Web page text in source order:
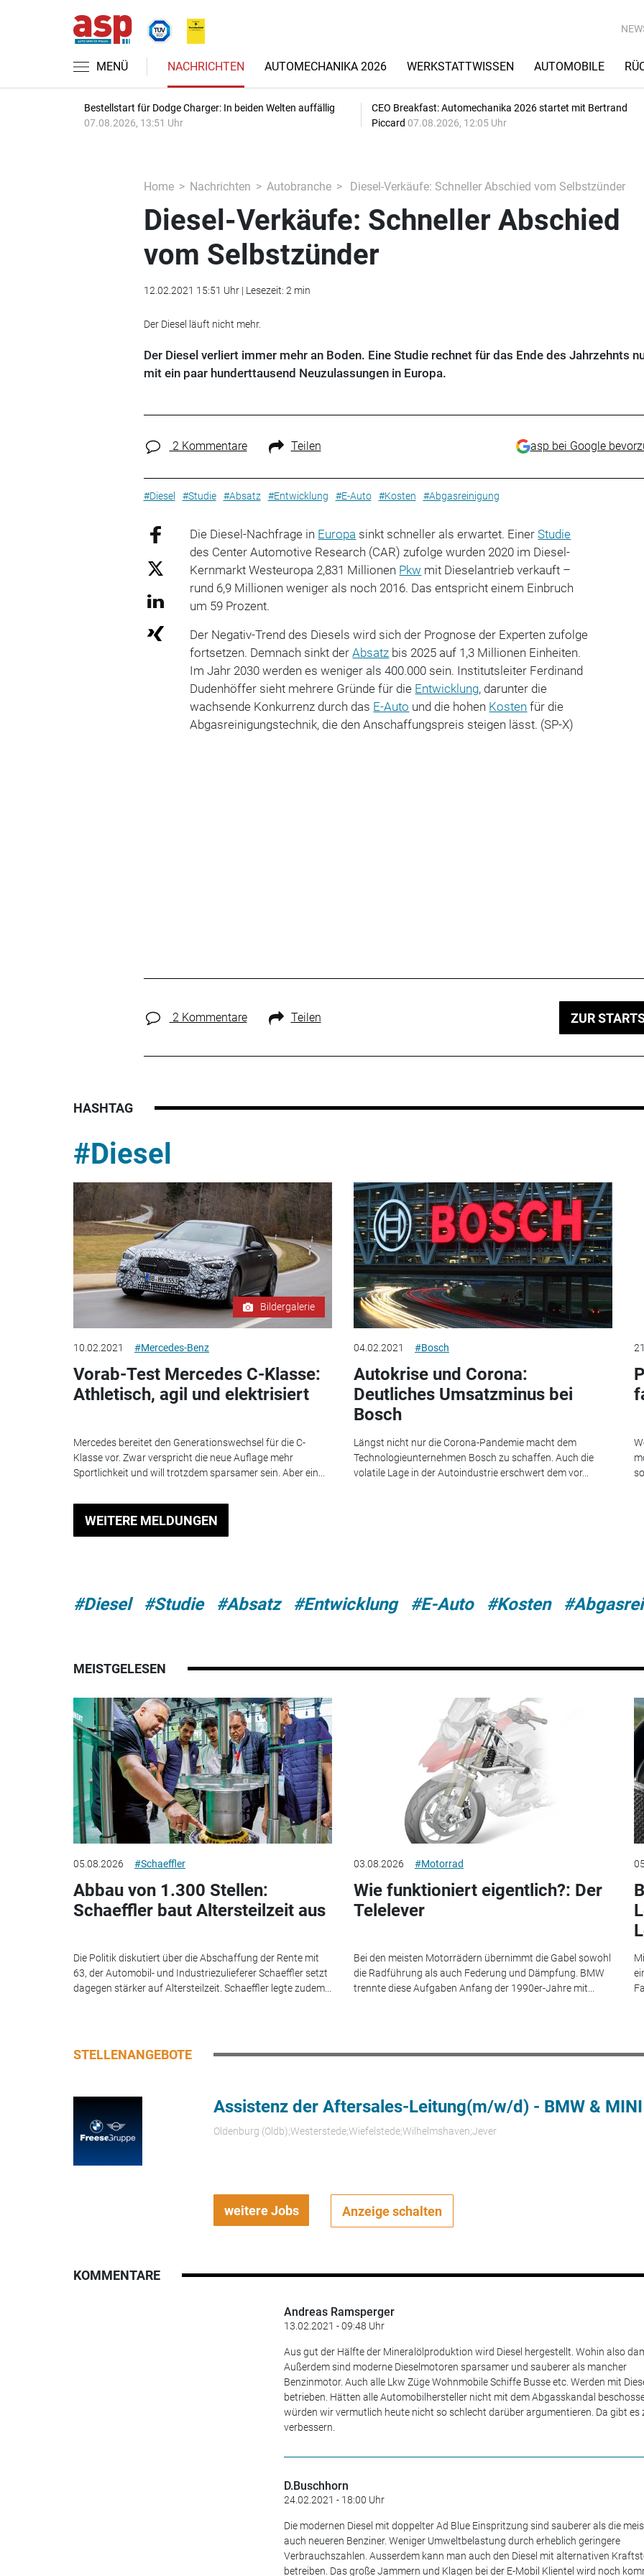
MENÜ NACHRICHTEN AUTOMECHANIKA 2026 WERKSTATTWISSEN AUTOMOBILE
Bestellstart für Dodge Charger: In beiden Welten auffällig
07.08.2026, 13:51 Uhr
CEO Breakfast: Automechanika 2026 startet mit Bertrand
Piccard 07.08.2026, 12:05 Uhr
Home Nachrichten Autobranche Diesel-Verkäufe: Schneller Abschied vom Selbstzünder
Diesel-Verkäufe: Schneller Abschied
vom Selbstzünder
12.02.2021 15:51 Uhr | Lesezeit: 2 min
Der Diesel läuft nicht mehr.
Der Diesel verliert immer mehr an Boden. Eine Studie rechnet für das Ende des Jahrzehnts
mit ein paar hunderttausend Neuzulassungen in Europa.
2 Kommentare Teilen asp bei Google
#Diesel #Studie #Absatz #Entwicklung #E-Auto #Kosten #Abgasreinigung
Die Diesel-Nachfrage in Europa sinkt schneller als erwartet. EinerStudie
des Center Automotive Research (CAR) zufolge wurden 2020 im Diesel-
Kernmarkt Westeuropa 2,831 Millionen Pkw mit Dieselantrieb verkauft –
rund 6,9 Millionen weniger als noch 2016. Das entspricht einem Einbruch
um 59 Prozent.
Der Negativ-Trend des Diesels wird sich der Prognose der Experten zufolge
fortsetzen. Demnach sinkt derAbsatz bis 2025 auf 1,3 Millionen Einheiten.
Im Jahr 2030 werden es weniger als 400.000 sein. Institutsleiter Ferdinand
Dudenhöffer sieht mehrere Gründe für die Entwicklung, darunter die
wachsende Konkurrenz durch das E-Auto und die hohen Kosten für die
Abgasreinigungstechnik, die den Anschaffungspreis steigen lässt. (SP-X)
2 Kommentare Teilen ZUR
HASHTAG
#Diesel
Bildergalerie
10.02.2021 #Mercedes-Benz
Vorab-Test Mercedes C-Klasse:
Athletisch, agil und elektrisiert
Mercedes bereitet den Generationswechsel für die C-
Klasse vor. Zwar verspricht die neue Auflage mehr
Sportlichkeit und will trotzdem sparsamer sein. Aber ein...
04.02.2021 #Bosch
Autokrise und Corona:
Deutliches Umsatzminus bei
Bosch
Längst nicht nur die Corona-Pandemie macht dem
Technologieunternehmen Bosch zu schaffen. Auch die
volatile Lage in der Autoindustrie erschwert dem vor...
WEITERE MELDUNGEN
#Diesel #Studie #Absatz #Entwicklung #E-Auto #Kosten
MEISTGELESEN
05.08.2026 #Schaeffler
Abbau von 1.300 Stellen:
Schaeffler baut Altersteilzeit aus
Die Politik diskutiert über die Abschaffung der Rente mit
63, der Automobil- und Industriezulieferer Schaeffler setzt
dagegen stärker auf Altersteilzeit. Schaeffler legte zudem...
03.08.2026 #Motorrad
Wie funktioniert eigentlich?: Der
Telelever
Bei den meisten Motorrädern übernimmt die Gabel sowohl
die Radführung als auch Federung und Dämpfung. BMW
trennte diese Aufgaben Anfang der 1990er-Jahre mit...
STELLENANGEBOTE
Assistenz der Aftersales-Leitung(m/w/d) - BMW & MINI
Oldenburg (Oldb);Westerstede;Wiefelstede;Wilhelmshaven;Jever
weitere Jobs Anzeige schalten
KOMMENTARE
Andreas Ramsperger
13.02.2021 - 09:48 Uhr
Aus gut der Hälfte der Mineralölproduktion wird Diesel hergestellt. Wohin also
Außerdem sind moderne Dieselmotoren sparsamer und sauberer als mancher
Benzinmotor. Auch alle Lkw Züge Wohnmobile Schiffe Busse etc. Werden mit
betrieben. Hätten alle Automobilhersteller nicht mit dem Abgasskandal
würden wir vermutlich heute nicht so schlecht darüber argumentieren. Da gibt es
verbessern.
D.Buschhorn
24.02.2021 - 18:00 Uhr
Die modernen Diesel mit doppelter Ad Blue Einspritzung sind sauberer als die
auch neueren Benziner. Weniger Umweltbelastung durch erheblich geringere
Verbrauchszahlen. Ausserdem kann man auch den Diesel mit alternativen
betreiben. Das große Jammern und Klagen bei der E-Mobil Klientel wird noch